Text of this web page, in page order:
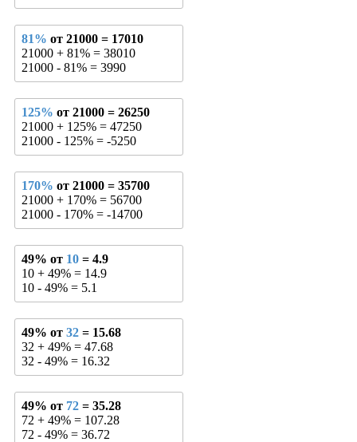
81% от 21000 = 17010
21000 + 81% = 38010
21000 - 81% = 3990
125% от 21000 = 26250
21000 + 125% = 47250
21000 - 125% = -5250
170% от 21000 = 35700
21000 + 170% = 56700
21000 - 170% = -14700
49% от 10 = 4.9
10 + 49% = 14.9
10 - 49% = 5.1
49% от 32 = 15.68
32 + 49% = 47.68
32 - 49% = 16.32
49% от 72 = 35.28
72 + 49% = 107.28
72 - 49% = 36.72